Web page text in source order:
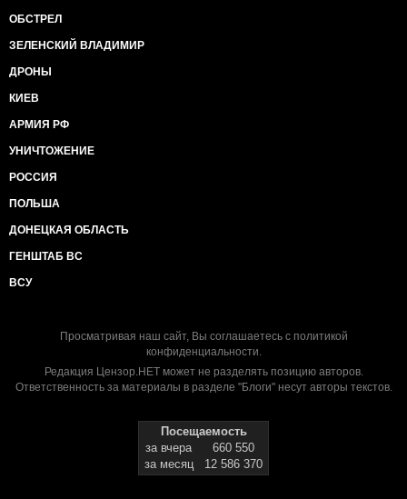
ОБСТРЕЛ
ЗЕЛЕНСКИЙ ВЛАДИМИР
ДРОНЫ
КИЕВ
АРМИЯ РФ
УНИЧТОЖЕНИЕ
РОССИЯ
ПОЛЬША
ДОНЕЦКАЯ ОБЛАСТЬ
ГЕНШТАБ ВС
ВСУ
Просматривая наш сайт, Вы соглашаетесь с политикой
конфиденциальности.
Редакция Цензор.НЕТ может не разделять позицию авторов.
Ответственность за материалы в разделе "Блоги" несут авторы текстов.
Посещаемость
за вчера
660 550
за месяц
12 586 370